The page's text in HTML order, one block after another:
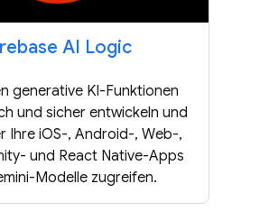
AI Logic
generative KI-Funktionen
und sicher entwickeln und
Ihre iOS-, Android-, Web-,
und React Native-Apps
Modelle zugreifen.